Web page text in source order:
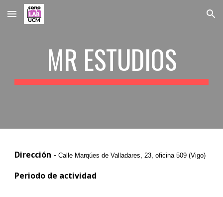
Skip to main content Skip to navigation
MR ESTUDIOS
Dirección -Calle Marqúes de Valladares, 23, oficina 509 (Vigo)
Periodo de actividad